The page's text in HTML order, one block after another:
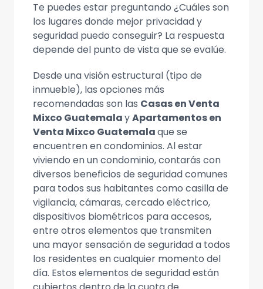
Te puedes estar preguntando ¿Cuáles son
los lugares donde mejor privacidad y
seguridad puedo conseguir? La respuesta
depende del punto de vista que se evalúe.
Desde una visión estructural (tipo de
inmueble), las opciones más
recomendadas son las Casas en Venta
Mixco GuatemalayApartamentos en
Venta Mixco Guatemalaque se
encuentren en condominios. Al estar
viviendo en un condominio, contarás con
diversos beneficios de seguridad comunes
para todos sus habitantes como casilla de
vigilancia, cámaras, cercado eléctrico,
dispositivos biométricos para accesos,
entre otros elementos que transmiten
una mayor sensación de seguridad a todos
los residentes en cualquier momento del
día. Estos elementos de seguridad están